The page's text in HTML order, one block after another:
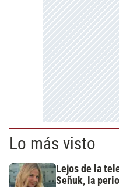
Lo más visto
Lejos de la
Señuk, la